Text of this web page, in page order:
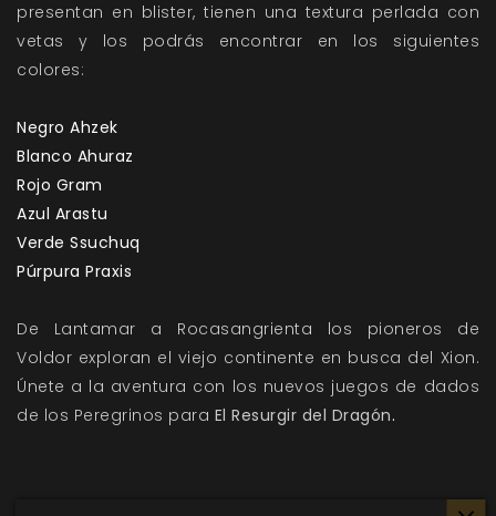
presentan en blister, tienen una textura perlada con
vetas y los podrás encontrar en los siguientes
colores:
Negro Ahzek
Blanco Ahuraz
Rojo Gram
Azul Arastu
Verde Ssuchuq
Púrpura Praxis
De Lantamar a Rocasangrienta los pioneros de
Voldor exploran el viejo continente en busca del Xion.
Únete a la aventura con los nuevos juegos de dados
de los Peregrinos para El Resurgir del Dragón.